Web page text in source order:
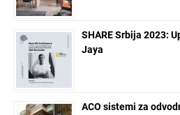
SHARE Srbija 2023:
Jaya
ACO sistemi za